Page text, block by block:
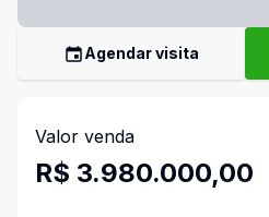
Agendar visita
Valor venda
R$ 3.980.000,00